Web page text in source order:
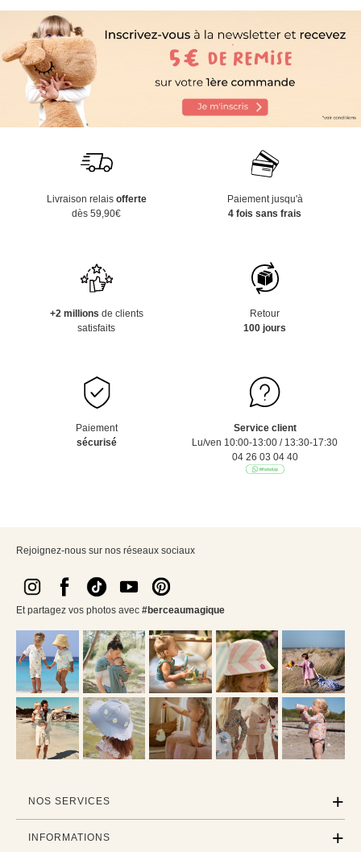
Livraison relais offerte
dès 59,90€
Paiement jusqu'à
4 fois sans frais
+2 millions de clients
satisfaits
Retour
100 jours
Paiement
sécurisé
Service client
Lu/ven 10:00-13:00 / 13:30-17:30
04 26 03 04 40
Rejoignez-nous sur nos réseaux sociaux
Et partagez vos photos avec #berceaumagique
NOS SERVICES
INFORMATIONS